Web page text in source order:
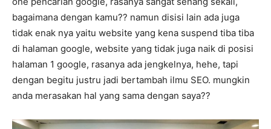
bagaimana dengan kamu?? namun disisi lain ada juga
tidak enak nya yaitu website yang kena suspend tiba tiba
di halaman google, website yang tidak juga naik di posisi
halaman 1 google, rasanya ada jengkelnya, hehe, tapi
dengan begitu justru jadi bertambah ilmu SEO. mungkin
anda merasakan hal yang sama dengan saya??